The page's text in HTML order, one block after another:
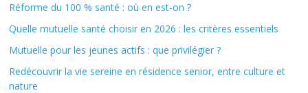
Réforme du 100 % santé : où en est-on ?
Quelle mutuelle santé choisir en 2026 : les critères essentiels
Mutuelle pour les jeunes actifs : que privilégier ?
Redécouvrir la vie sereine en résidence senior, entre culture et
nature